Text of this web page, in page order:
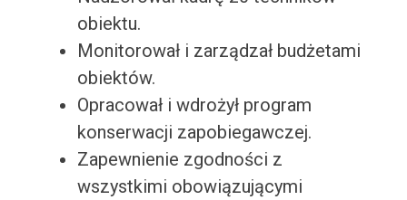
obiektu.
Monitorował i zarządzał budżetami
obiektów.
Opracował i wdrożył program
konserwacji zapobiegawczej.
Zapewnienie zgodności z
wszystkimi obowiązującymi